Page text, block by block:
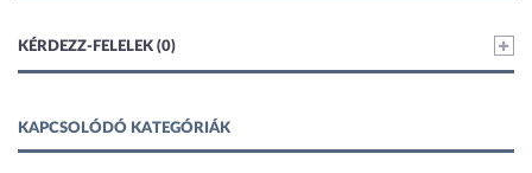
KÉRDEZZ-FELELEK (0)
KAPCSOLÓDÓ KATEGÓRIÁK